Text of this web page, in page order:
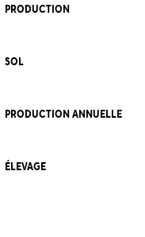
PRODUCTION
SOL
PRODUCTION ANNUELLE
ÉLEVAGE